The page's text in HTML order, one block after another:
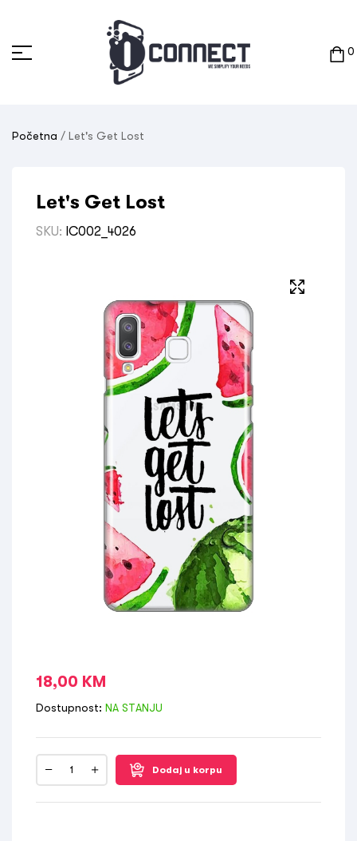
0
Početna / Let's Get Lost
Let's Get Lost
SKU: IC002_4026
18,00 KM
Dostupnost: NA STANJU
Dodaj u korpu